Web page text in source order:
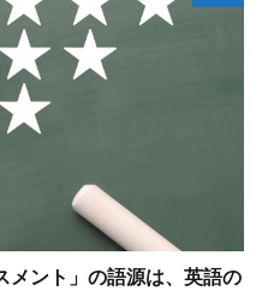
メント」の語源は、英語の